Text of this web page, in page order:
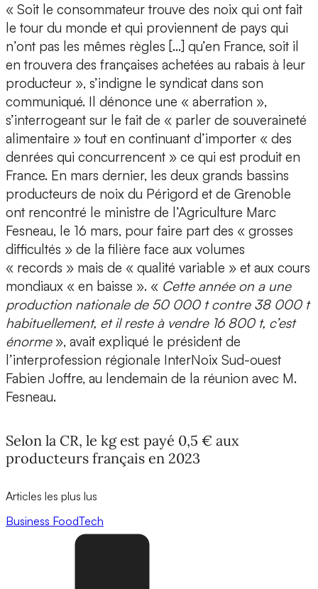
« Soit le consommateur trouve des noix qui ont fait
le tour du monde et qui proviennent de pays qui
n’ont pas les mêmes règles […] qu’en France, soit il
en trouvera des françaises achetées au rabais à leur
producteur », s’indigne le syndicat dans son
communiqué. Il dénonce une « aberration »,
s’interrogeant sur le fait de « parler de souveraineté
alimentaire » tout en continuant d’importer « des
denrées qui concurrencent » ce qui est produit en
France. En mars dernier, les deux grands bassins
producteurs de noix du Périgord et de Grenoble
ont rencontré le ministre de l’Agriculture Marc
Fesneau, le 16 mars, pour faire part des « grosses
difficultés » de la filière face aux volumes
« records » mais de « qualité variable » et aux cours
mondiaux « en baisse ». « Cette année on a une
production nationale de 50 000 t contre 38 000 t
habituellement, et il reste à vendre 16 800 t, c’est
énorme », avait expliqué le président de
l’interprofession régionale InterNoix Sud-ouest
Fabien Joffre, au lendemain de la réunion avec M.
Fesneau.
Selon la CR, le kg est payé 0,5 € aux
producteurs français en 2023
Articles les plus lus
Business FoodTech